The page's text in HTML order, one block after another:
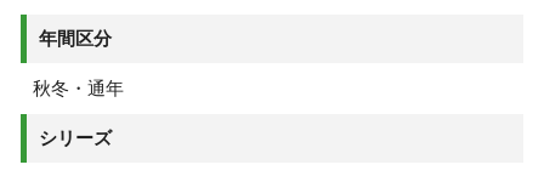
年間区分
秋冬・通年
シリーズ